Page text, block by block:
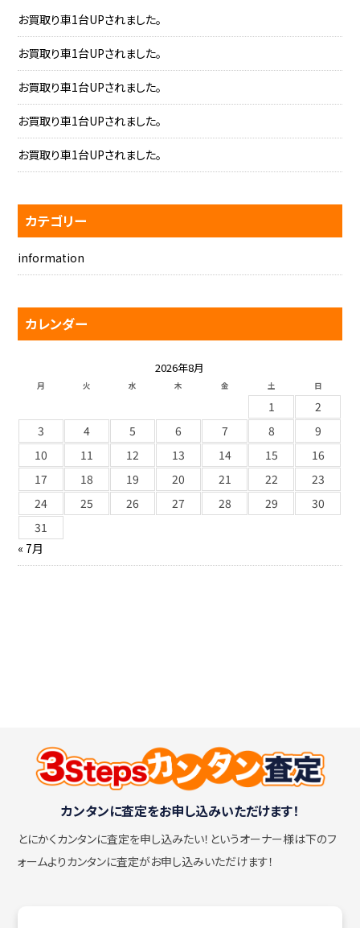
お買取り車1台UPされました。
お買取り車1台UPされました。
お買取り車1台UPされました。
お買取り車1台UPされました。
お買取り車1台UPされました。
カテゴリー
information
カレンダー
2026年8月
月 火 水 木 金 土 日
1
2
3
4 5 6 7 8
9
10
11 12 13 14 15
16
17
18 19 20 21 22
23
24
25 26 27 28 29
30
31
« 7月
カンタンに査定をお申し込みいただけます！
とにかくカンタンに査定を申し込みたい！ というオーナー様は下のフ
ォームよりカンタンに査定がお申し込みいただけます！